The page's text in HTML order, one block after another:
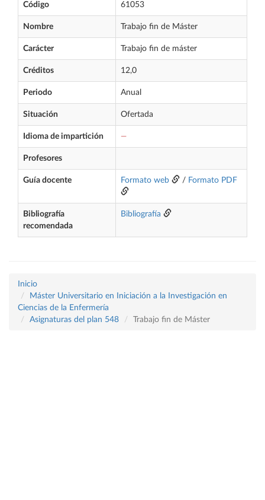
Código 61053
Nombre Trabajo fin de Máster
Carácter Trabajo fin de máster
Créditos 12,0
Periodo Anual
Situación Ofertada
Idioma de impartición —
Profesores
Guía docente Formato web / Formato PDF
Bibliografía
recomendada
Bibliografía
Inicio
Máster Universitario en Iniciación a la Investigación en
Ciencias de la Enfermería
Asignaturas del plan 548
Trabajo fin de Máster